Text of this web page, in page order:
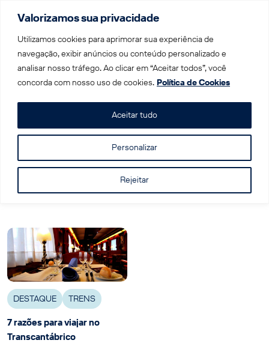
Valorizamos sua privacidade
Utilizamos cookies para aprimorar sua experiência de
navegação, exibir anúncios ou conteúdo personalizado e
analisar nosso tráfego. Ao clicar em “Aceitar todos”, você
concorda com nosso uso de cookies. Política de Cookies
Personalizar
Rejeitar
Aceitar tudo
Home | León
Tag: León
DESTAQUE TRENS
7 razões para viajar no
Transcantábrico